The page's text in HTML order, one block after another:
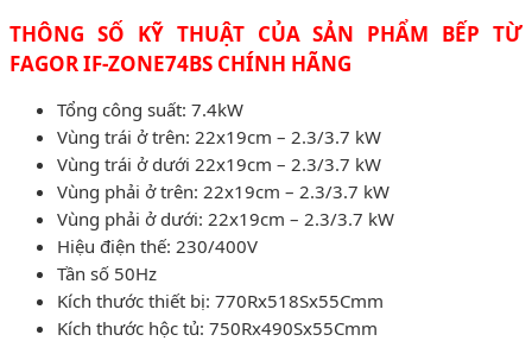
THÔNG SỐ KỸ THUẬT CỦA SẢN PHẨM BẾP TỪ
FAGOR IF-ZONE74BS CHÍNH HÃNG
Tổng công suất: 7.4kW
Vùng trái ở trên: 22x19cm – 2.3/3.7 kW
Vùng trái ở dưới 22x19cm – 2.3/3.7 kW
Vùng phải ở trên: 22x19cm – 2.3/3.7 kW
Vùng phải ở dưới: 22x19cm – 2.3/3.7 kW
Hiệu điện thế: 230/400V
Tần số 50Hz
Kích thước thiết bị: 770Rx518Sx55Cmm
Kích thước hộc tủ: 750Rx490Sx55Cmm